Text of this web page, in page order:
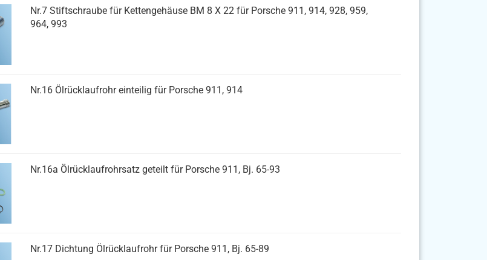
Nr.7 Stiftschraube für Kettengehäuse BM 8 X 22 für Porsche 911, 914, 928, 959,
964, 993
Nr.16 Ölrücklaufrohr einteilig für Porsche 911, 914
Nr.16a Ölrücklaufrohrsatz geteilt für Porsche 911, Bj. 65-93
Nr.17 Dichtung Ölrücklaufrohr für Porsche 911, Bj. 65-89